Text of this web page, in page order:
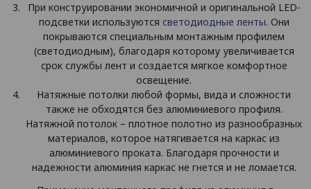
При конструировании экономичной и оригинальной LED-
подсветки используются светодиодные ленты. Они
покрываются специальным монтажным профилем
(светодиодным), благодаря которому увеличивается
срок службы лент и создается мягкое комфортное
освещение.
Натяжные потолки любой формы, вида и сложности
также не обходятся без алюминиевого профиля.
Натяжной потолок – плотное полотно из разнообразных
материалов, которое натягивается на каркас из
алюминиевого проката. Благодаря прочности и
надежности алюминия каркас не гнется и не ломается.